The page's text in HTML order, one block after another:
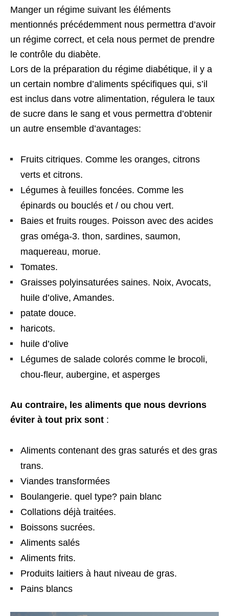
Manger un régime suivant les éléments
mentionnés précédemment nous permettra d’avoir
un régime correct, et cela nous permet de prendre
le contrôle du diabète.
Lors de la préparation du régime diabétique, il y a
un certain nombre d’aliments spécifiques qui, s’il
est inclus dans votre alimentation, régulera le taux
de sucre dans le sang et vous permettra d’obtenir
un autre ensemble d’avantages:
Fruits citriques. Comme les oranges, citrons
verts et citrons.
Légumes à feuilles foncées. Comme les
épinards ou bouclés et / ou chou vert.
Baies et fruits rouges. Poisson avec des acides
gras oméga-3. thon, sardines, saumon,
maquereau, morue.
Tomates.
Graisses polyinsaturées saines. Noix, Avocats,
huile d’olive, Amandes.
patate douce.
haricots.
huile d’olive
Légumes de salade colorés comme le brocoli,
chou-fleur, aubergine, et asperges
Au contraire, les aliments que nous devrions
éviter à tout prix sont :
Aliments contenant des gras saturés et des gras
trans.
Viandes transformées
Boulangerie. quel type? pain blanc
Collations déjà traitées.
Boissons sucrées.
Aliments salés
Aliments frits.
Produits laitiers à haut niveau de gras.
Pains blancs